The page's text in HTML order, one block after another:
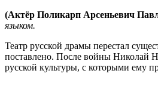
(Актёр Поликарп Арсеньевич
языком.
Театр русской драмы перестал
поставлено. После войны Николай
русской культуры, с которыми ему